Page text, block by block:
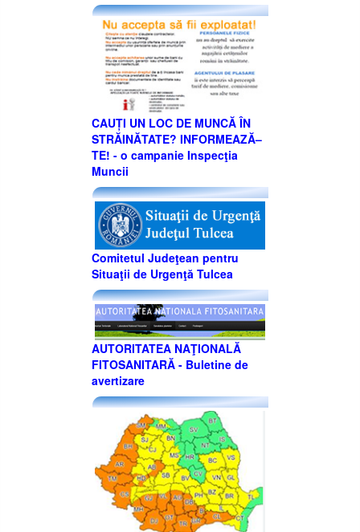
CAUȚI UN LOC DE MUNCĂ ÎN
STRĂINĂTATE? INFORMEAZĂ–
TE! - o campanie Inspecţia
Muncii
Comitetul Judeţean pentru
Situaţii de Urgenţă Tulcea
AUTORITATEA NAŢIONALĂ
FITOSANITARĂ - Buletine de
avertizare